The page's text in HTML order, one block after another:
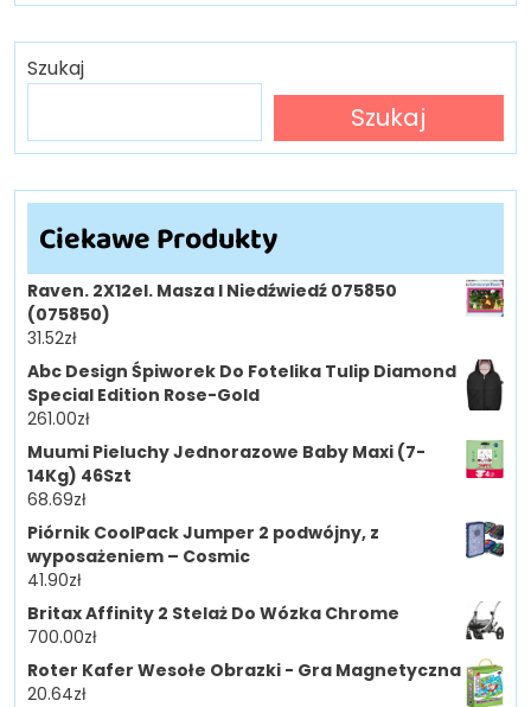
Szukaj
Szukaj
Ciekawe Produkty
Raven. 2X12el. Masza I Niedźwiedź 075850
(075850)
31.52zł
Abc Design Śpiworek Do Fotelika Tulip Diamond
Special Edition Rose-Gold
261.00zł
Muumi Pieluchy Jednorazowe Baby Maxi (7-
14Kg) 46Szt
68.69zł
Piórnik CoolPack Jumper 2 podwójny, z
wyposażeniem – Cosmic
41.90zł
Britax Affinity 2 Stelaż Do Wózka Chrome
700.00zł
Roter Kafer Wesołe Obrazki - Gra Magnetyczna
20.64zł